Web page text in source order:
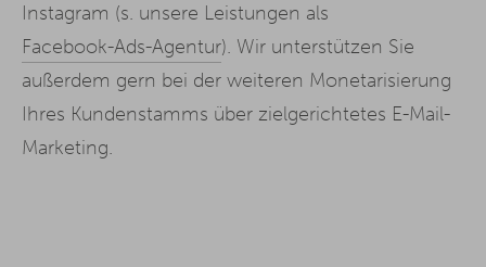
Instagram (s. unsere Leistungen als
Facebook-Ads-Agentur). Wir unterstützen Sie
außerdem gern bei der weiteren Monetarisierung
Ihres Kundenstamms über zielgerichtetes E-Mail-
Marketing.